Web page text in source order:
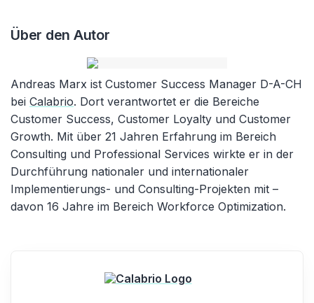
Über den Autor
Andreas Marx ist Customer Success Manager D-A-CH
bei Calabrio. Dort verantwortet er die Bereiche
Customer Success, Customer Loyalty und Customer
Growth. Mit über 21 Jahren Erfahrung im Bereich
Consulting und Professional Services wirkte er in der
Durchführung nationaler und internationaler
Implementierungs- und Consulting-Projekten mit –
davon 16 Jahre im Bereich Workforce Optimization.